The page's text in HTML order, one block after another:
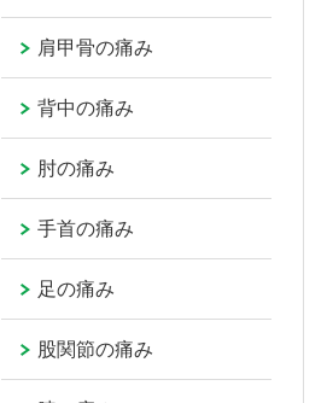
肩甲骨の痛み
背中の痛み
肘の痛み
手首の痛み
足の痛み
股関節の痛み